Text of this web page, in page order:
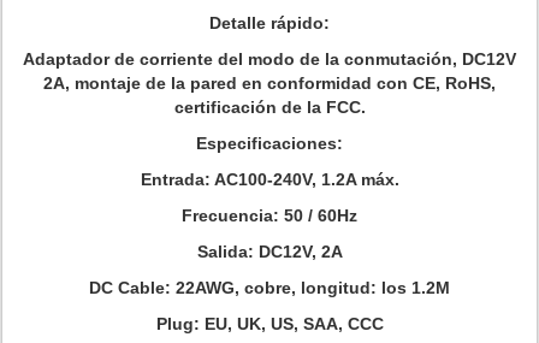
Detalle rápido:
Adaptador de corriente del modo de la conmutación, DC12V
2A, montaje de la pared en conformidad con CE, RoHS,
certificación de la FCC.
Especificaciones:
Entrada: AC100-240V, 1.2A máx.
Frecuencia: 50 / 60Hz
Salida: DC12V, 2A
DC Cable: 22AWG, cobre, longitud: los 1.2M
Plug: EU, UK, US, SAA, CCC